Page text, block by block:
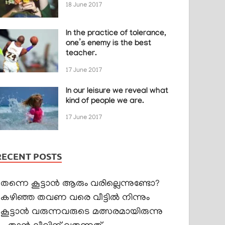
18 June 2017
In the practice of tolerance,
one’s enemy is the best
teacher.
17 June 2017
In our leisure we reveal what
kind of people we are.
17 June 2017
POSTS
തന്നെ കൂട്ടാൻ ആരും വരില്ലെന്നുണ്ടോ?
കഴിഞ്ഞ തവണ വരെ വീട്ടിൽ നിന്നും
കൂട്ടാൻ വരുന്നവരുടെ മത്സരമായിരുന്നു